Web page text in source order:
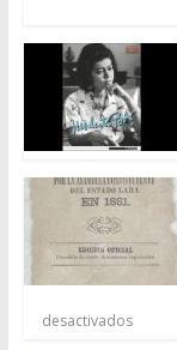
desactivados